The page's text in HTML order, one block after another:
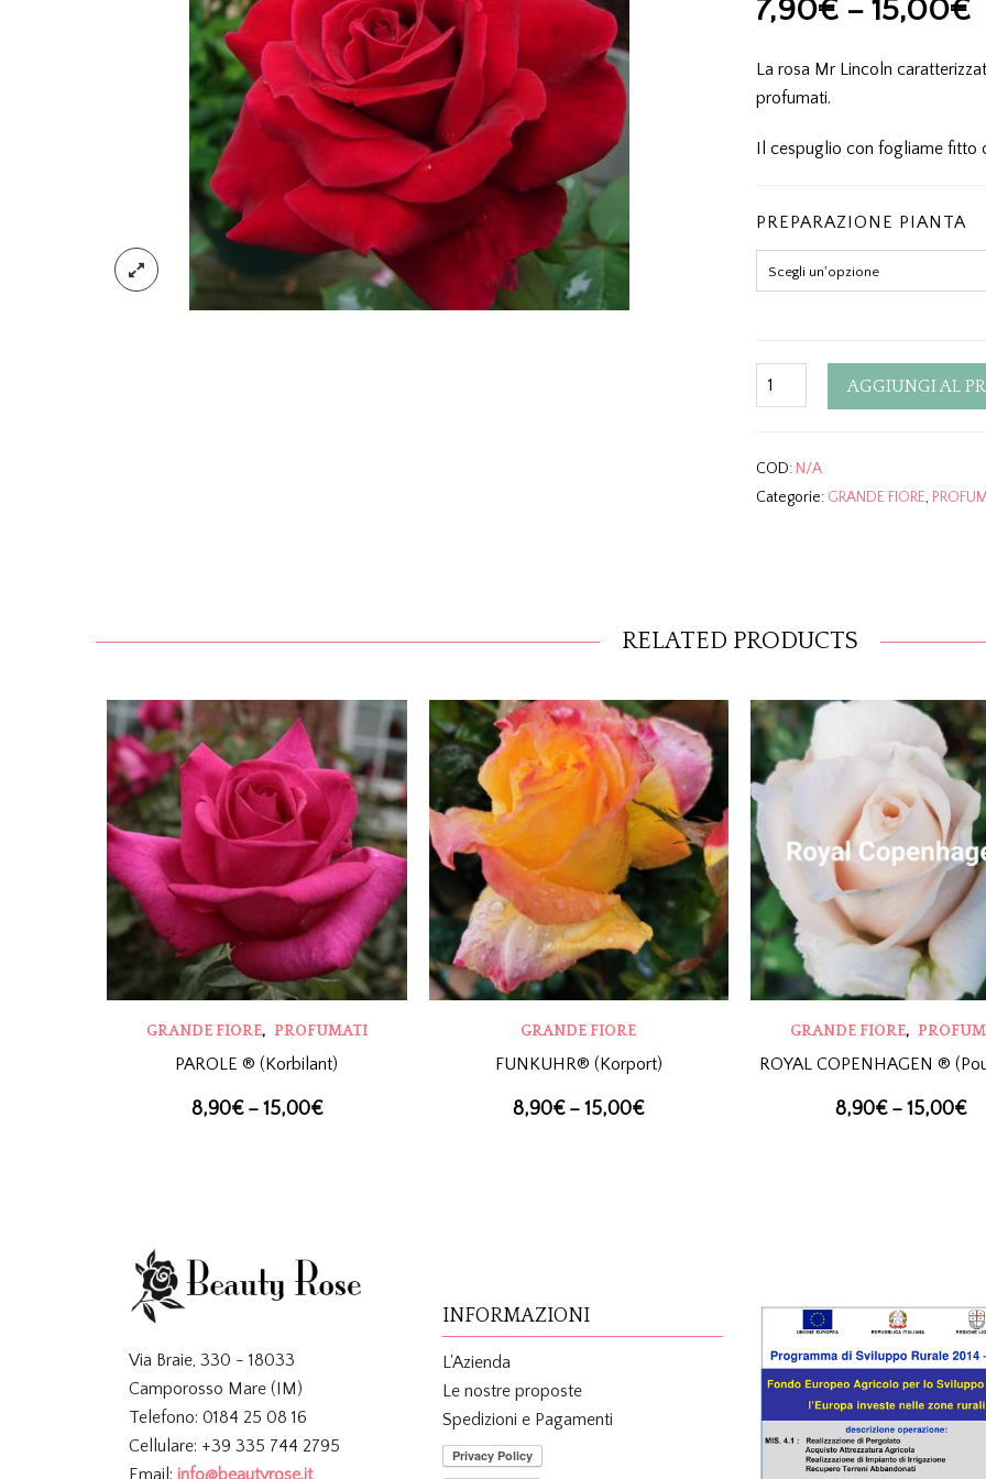
7,90€ – 15,00€
La rosa Mr Lincoln
profumati.
Il cespuglio con fogliame fitto
PREPARAZIONE PIANTA
Quantity AGGIUNGI AL
COD: N/A
Categorie: GRANDE FIORE,
RELATED PRODUCTS
GRANDE FIORE, PROFUMATI
PAROLE ® (Korbilant)
8,90€– 15,00€
GRANDE FIORE
FUNKUHR® (Korport)
8,90€–15,00€
GRANDE FIORE,
ROYAL COPENHAGEN ®
8,90€– 15,00€
Via Braie, 330 - 18033
Camporosso Mare (IM)
Telefono: 0184 25 08 16
Cellulare: +39 335 744 2795
Email: info@beautyrose.it
INFORMAZIONI
L'Azienda
Le nostre proposte
Spedizioni e Pagamenti